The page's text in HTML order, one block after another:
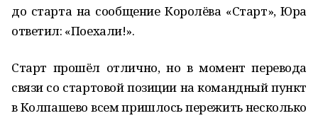
до старта на сообщение Королёва «Старт», Юра
ответил: «Поехали!».
Старт прошёл отлично, но в момент перевода
связи со стартовой позиции на командный пункт
в Колпашево всем пришлось пережить несколько